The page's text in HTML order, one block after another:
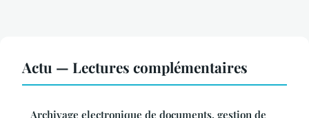
Actu — Lectures complémentaires
Archivage electronique de documents, gestion de